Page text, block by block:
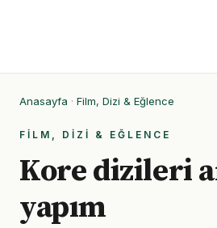
Anasayfa · Film, Dizi & Eğlence
FILM, DIZI & EĞLENCE
Kore dizileri
yapım